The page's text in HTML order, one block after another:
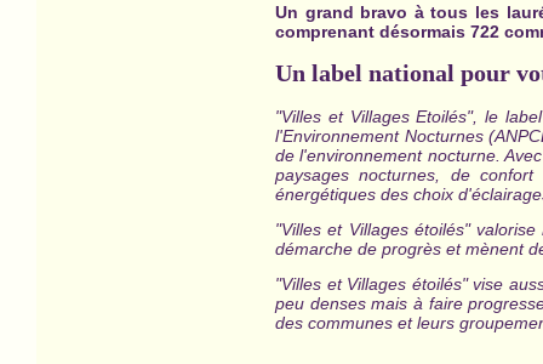
Un grand bravo à tous les
comprenant désormais 722
Un label national pour
"Villes et Villages Etoilés", le
l'Environnement Nocturnes
de l'environnement nocturne.
paysages nocturnes, de
énergétiques des choix
"Villes et Villages étoilés"
démarche de progrès et mènent
"Villes et Villages étoilés" vise
peu denses mais à faire
des communes et leurs